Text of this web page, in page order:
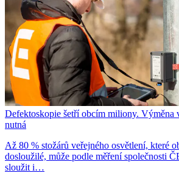
Defektoskopie šetří obcím miliony. Výměna
nutná
Až 80 % stožárů veřejného osvětlení, které
dosloužilé, může podle měření společnosti
sloužit i…